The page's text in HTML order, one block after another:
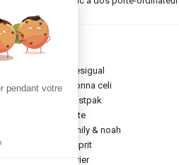
desigual
donna celi
eastpak
elite
emily & noah
esprit
etrier
pendant votre